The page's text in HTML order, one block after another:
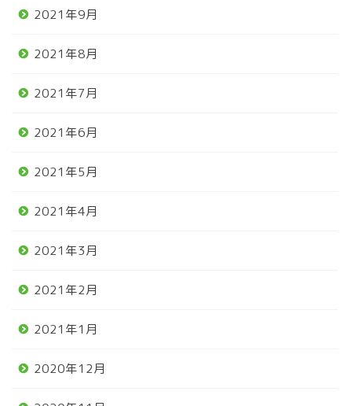
2021年9月
2021年8月
2021年7月
2021年6月
2021年5月
2021年4月
2021年3月
2021年2月
2021年1月
2020年12月